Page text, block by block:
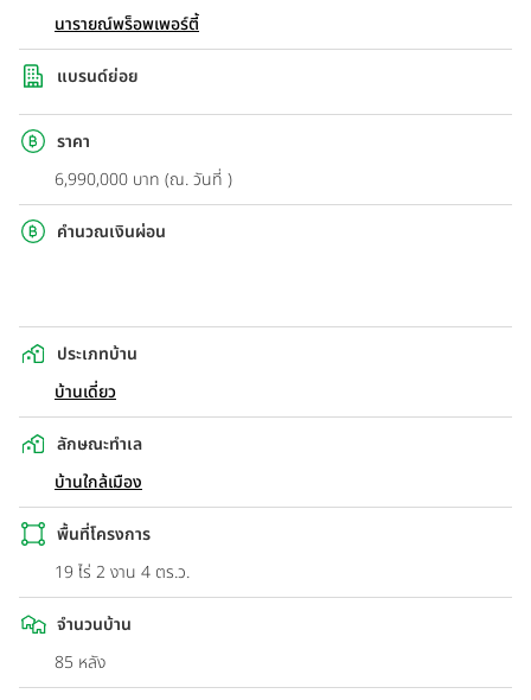
นารายณ์พร็อพเพอร์ตี้
แบรนด์ย่อย
ราคา
6,990,000 บาท (ณ. วันที่ )
คำนวณเงินผ่อน
ประเภทบ้าน
บ้านเดี่ยว
ลักษณะทำเล
บ้านใกล้เมือง
พื้นที่โครงการ
19 ไร่ 2 งาน 4 ตร.ว.
จำนวนบ้าน
85 หลัง